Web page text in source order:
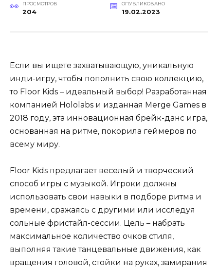
ПРОСМОТРОВ
204
ОПУБЛИКОВАНО
19.02.2023
Если вы ищете захватывающую, уникальную
инди-игру, чтобы пополнить свою коллекцию,
то Floor Kids – идеальный выбор! Разработанная
компанией Hololabs и изданная Merge Games в
2018 году, эта инновационная брейк-данс игра,
основанная на ритме, покорила геймеров по
всему миру.
Floor Kids предлагает веселый и творческий
способ игры с музыкой. Игроки должны
использовать свои навыки в подборе ритма и
времени, сражаясь с другими или исследуя
сольные фристайл-сессии. Цель – набрать
максимальное количество очков стиля,
выполняя такие танцевальные движения, как
вращения головой, стойки на руках, замирания